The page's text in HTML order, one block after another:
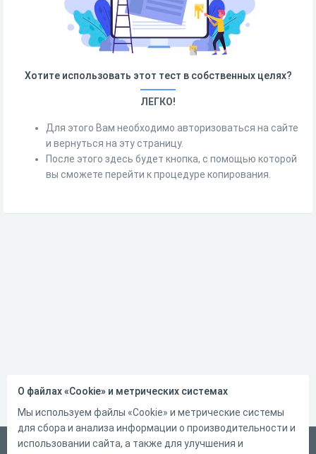
Хотите использовать этот тест в собственных целях?
ЛЕГКО!
Для этого Вам необходимо авторизоваться на сайте
и вернуться на эту страницу.
После этого здесь будет кнопка, с помощью которой
вы сможете перейти к процедуре копирования.
Русский
О файлах «Cookie» и метрических системах
Мы используем файлы «Cookie» и метрические системы
для сбора и анализа информации о производительности и
использовании сайта, а также для улучшения и